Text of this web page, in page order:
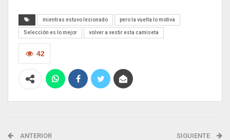
mientras estuvo lesionado pero la vuelta lo motiva
Selección es lo mejor volver a vestir esta camiseta
42
ANTERIOR SIGUIENTE